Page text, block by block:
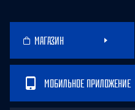
МАГАЗИН
МОБИЛЬНОЕ ПРИЛОЖЕНИЕ